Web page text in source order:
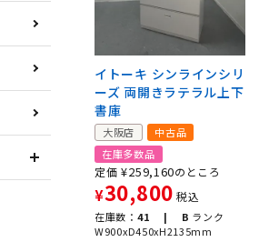
イトーキ シンラインシリ
ーズ 両開きラテラル上下
書庫
大阪店
中古品
在庫多数品
定価 ¥259,160のところ
¥30,800 税込
在庫数： 41 | B ランク
W900xD450xH2135mm